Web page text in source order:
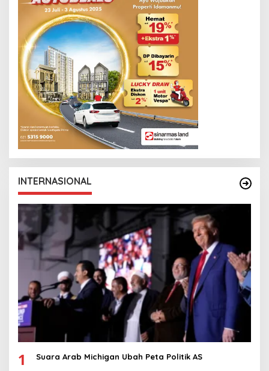
INTERNASIONAL
1 Suara Arab Michigan Ubah Peta Politik AS